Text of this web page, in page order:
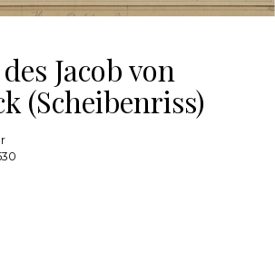
Jacob von
(Scheibenriss)